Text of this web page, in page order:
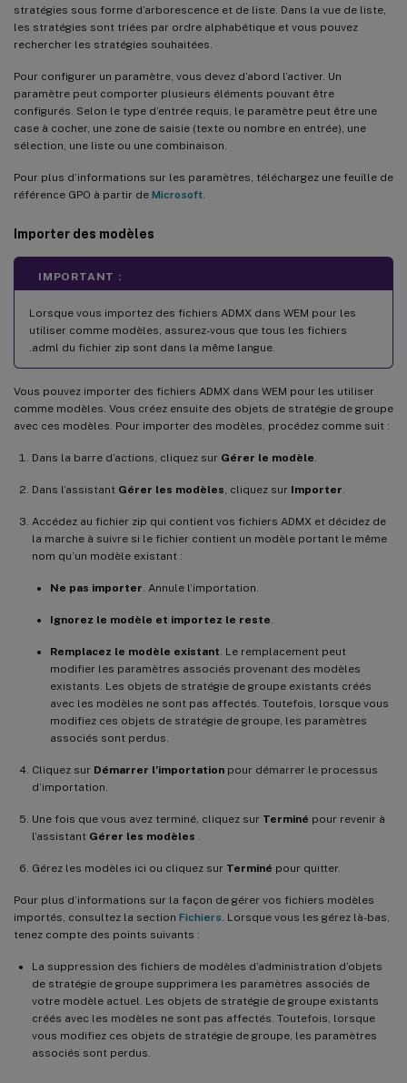
stratégies sous forme d’arborescence et de liste. Dans la vue de liste,
les stratégies sont triées par ordre alphabétique et vous pouvez
rechercher les stratégies souhaitées.
Pour configurer un paramètre, vous devez d’abord l’activer. Un
paramètre peut comporter plusieurs éléments pouvant être
configurés. Selon le type d’entrée requis, le paramètre peut être une
case à cocher, une zone de saisie (texte ou nombre en entrée), une
sélection, une liste ou une combinaison.
Pour plus d’informations sur les paramètres, téléchargez une feuille de
référence GPO à partir de Microsoft
Importer des modèles
IMPORTANT :
Lorsque vous importez des fichiers ADMX dans WEM pour les
utiliser comme modèles, assurez-vous que tous les fichiers
.adml du fichier zip sont dans la même langue.
Vous pouvez importer des fichiers ADMX dans WEM pour les utiliser
comme modèles. Vous créez ensuite des objets de stratégie de groupe
avec ces modèles. Pour importer des modèles, procédez comme suit :
Dans la barre d’actions, cliquez sur Gérer le modèle
Dans l’assistant Gérer les modèles , cliquez sur Importer
Accédez au fichier zip qui contient vos fichiers ADMX et décidez de
la marche à suivre si le fichier contient un modèle portant le même
nom qu’un modèle existant :
Ne pas importer . Annule l’importation.
Ignorez le modèle et importez le reste
Remplacez le modèle existant . Le remplacement peut
modifier les paramètres associés provenant des modèles
existants. Les objets de stratégie de groupe existants créés
avec les modèles ne sont pas affectés. Toutefois, lorsque vous
modifiez ces objets de stratégie de groupe, les paramètres
associés sont perdus.
Cliquez sur Démarrer l’importation pour démarrer le processus
d’importation.
Une fois que vous avez terminé, cliquez sur Terminé pour revenir à
l’assistant Gérer les modèles
Gérez les modèles ici ou cliquez sur Terminé pour quitter.
Pour plus d’informations sur la façon de gérer vos fichiers modèles
importés, consultez la section Fichiers . Lorsque vous les gérez là-bas,
tenez compte des points suivants :
La suppression des fichiers de modèles d’administration d’objets
de stratégie de groupe supprimera les paramètres associés de
votre modèle actuel. Les objets de stratégie de groupe existants
créés avec les modèles ne sont pas affectés. Toutefois, lorsque
vous modifiez ces objets de stratégie de groupe, les paramètres
associés sont perdus.